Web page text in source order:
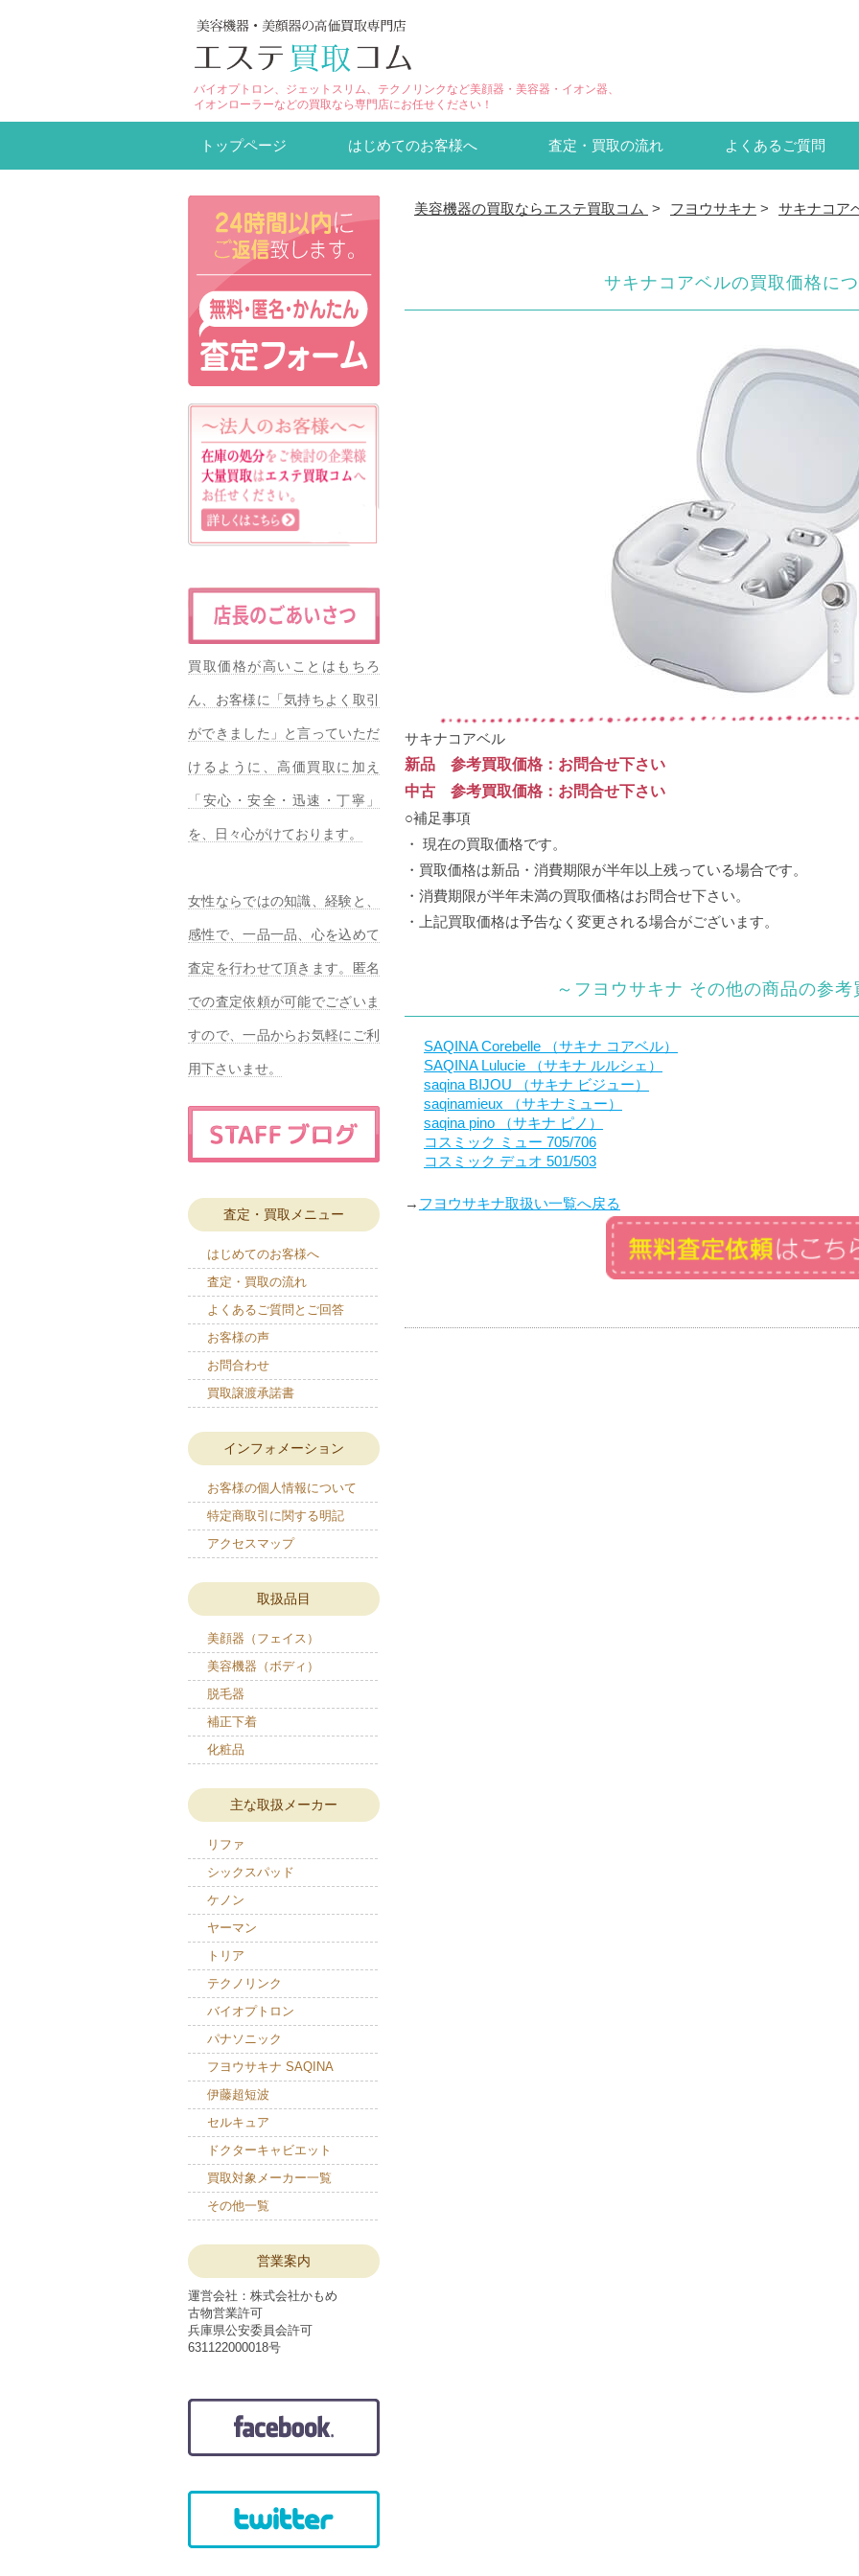
バイオプトロン、ジェットスリム、テクノリンクなど美顔器・美容器・イオン器、
イオンローラーなどの買取なら専門店にお任せください！
トップページ はじめてのお客様へ 査定・買取の流れ よくあるご質問
美容機器の買取ならエステ買取コム > フヨウサキナ > サキナコア
サキナコアベルの買取価格に
サキナコアベル
新品 参考買取価格：お問合せ下さい
中古 参考買取価格：お問合せ下さい
○補足事項
・ 現在の買取価格です。
・買取価格は新品・消費期限が半年以上残っている場合です。
・消費期限が半年未満の買取価格はお問合せ下さい。
・上記買取価格は予告なく変更される場合がございます。
～フヨウサキナ その他の商品の参考
SAQINA Corebelle （サキナ コアベル）
SAQINA Lulucie （サキナ ルルシェ）
saqina BIJOU （サキナ ビジュー）
saqinamieux （サキナミュー）
saqina pino （サキナ ピノ）
コスミック ミュー 705/706
コスミック デュオ 501/503
→ フヨウサキナ取扱い一覧へ戻る
買取価格が高いことはもちろ
ん、お客様に「気持ちよく取引
ができました」と言っていただ
けるように、高価買取に加え
「安心・安全・迅速・丁寧」
を、日々心がけております。
女性ならではの知識、経験と、
感性で、一品一品、心を込めて
査定を行わせて頂きます。匿名
での査定依頼が可能でございま
すので、一品からお気軽にご利
用下さいませ。
査定・買取メニュー
はじめてのお客様へ
査定・買取の流れ
よくあるご質問とご回答
お客様の声
お問合わせ
買取譲渡承諾書
インフォメーション
お客様の個人情報について
特定商取引に関する明記
アクセスマップ
取扱品目
美顔器（フェイス）
美容機器（ボディ）
脱毛器
補正下着
化粧品
主な取扱メーカー
リファ
シックスパッド
ケノン
ヤーマン
トリア
テクノリンク
バイオプトロン
パナソニック
フヨウサキナ SAQINA
伊藤超短波
セルキュア
ドクターキャビエット
買取対象メーカー一覧
その他一覧
営業案内
運営会社：株式会社かもめ
古物営業許可
兵庫県公安委員会許可
631122000018号